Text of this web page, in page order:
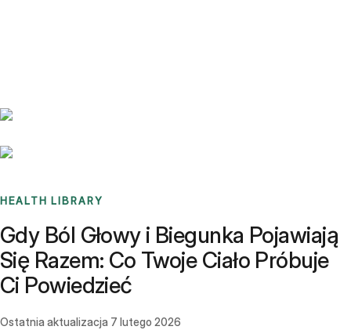
HEALTH LIBRARY
Gdy Ból Głowy i Biegunka Pojawiają
Się Razem: Co Twoje Ciało Próbuje
Ci Powiedzieć
Ostatnia aktualizacja 7 lutego 2026